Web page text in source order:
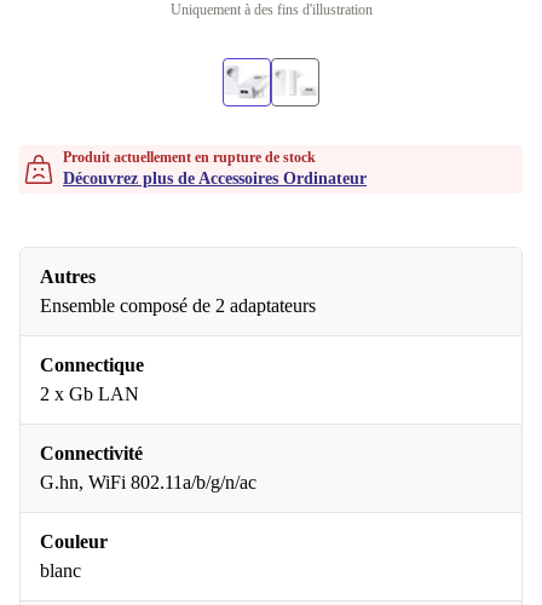
Uniquement à des fins d'illustration
Produit actuellement en rupture de stock
Découvrez plus de Accessoires Ordinateur
Autres
Ensemble composé de 2 adaptateurs
Connectique
2 x Gb LAN
Connectivité
G.hn, WiFi 802.11a/b/g/n/ac
Couleur
blanc